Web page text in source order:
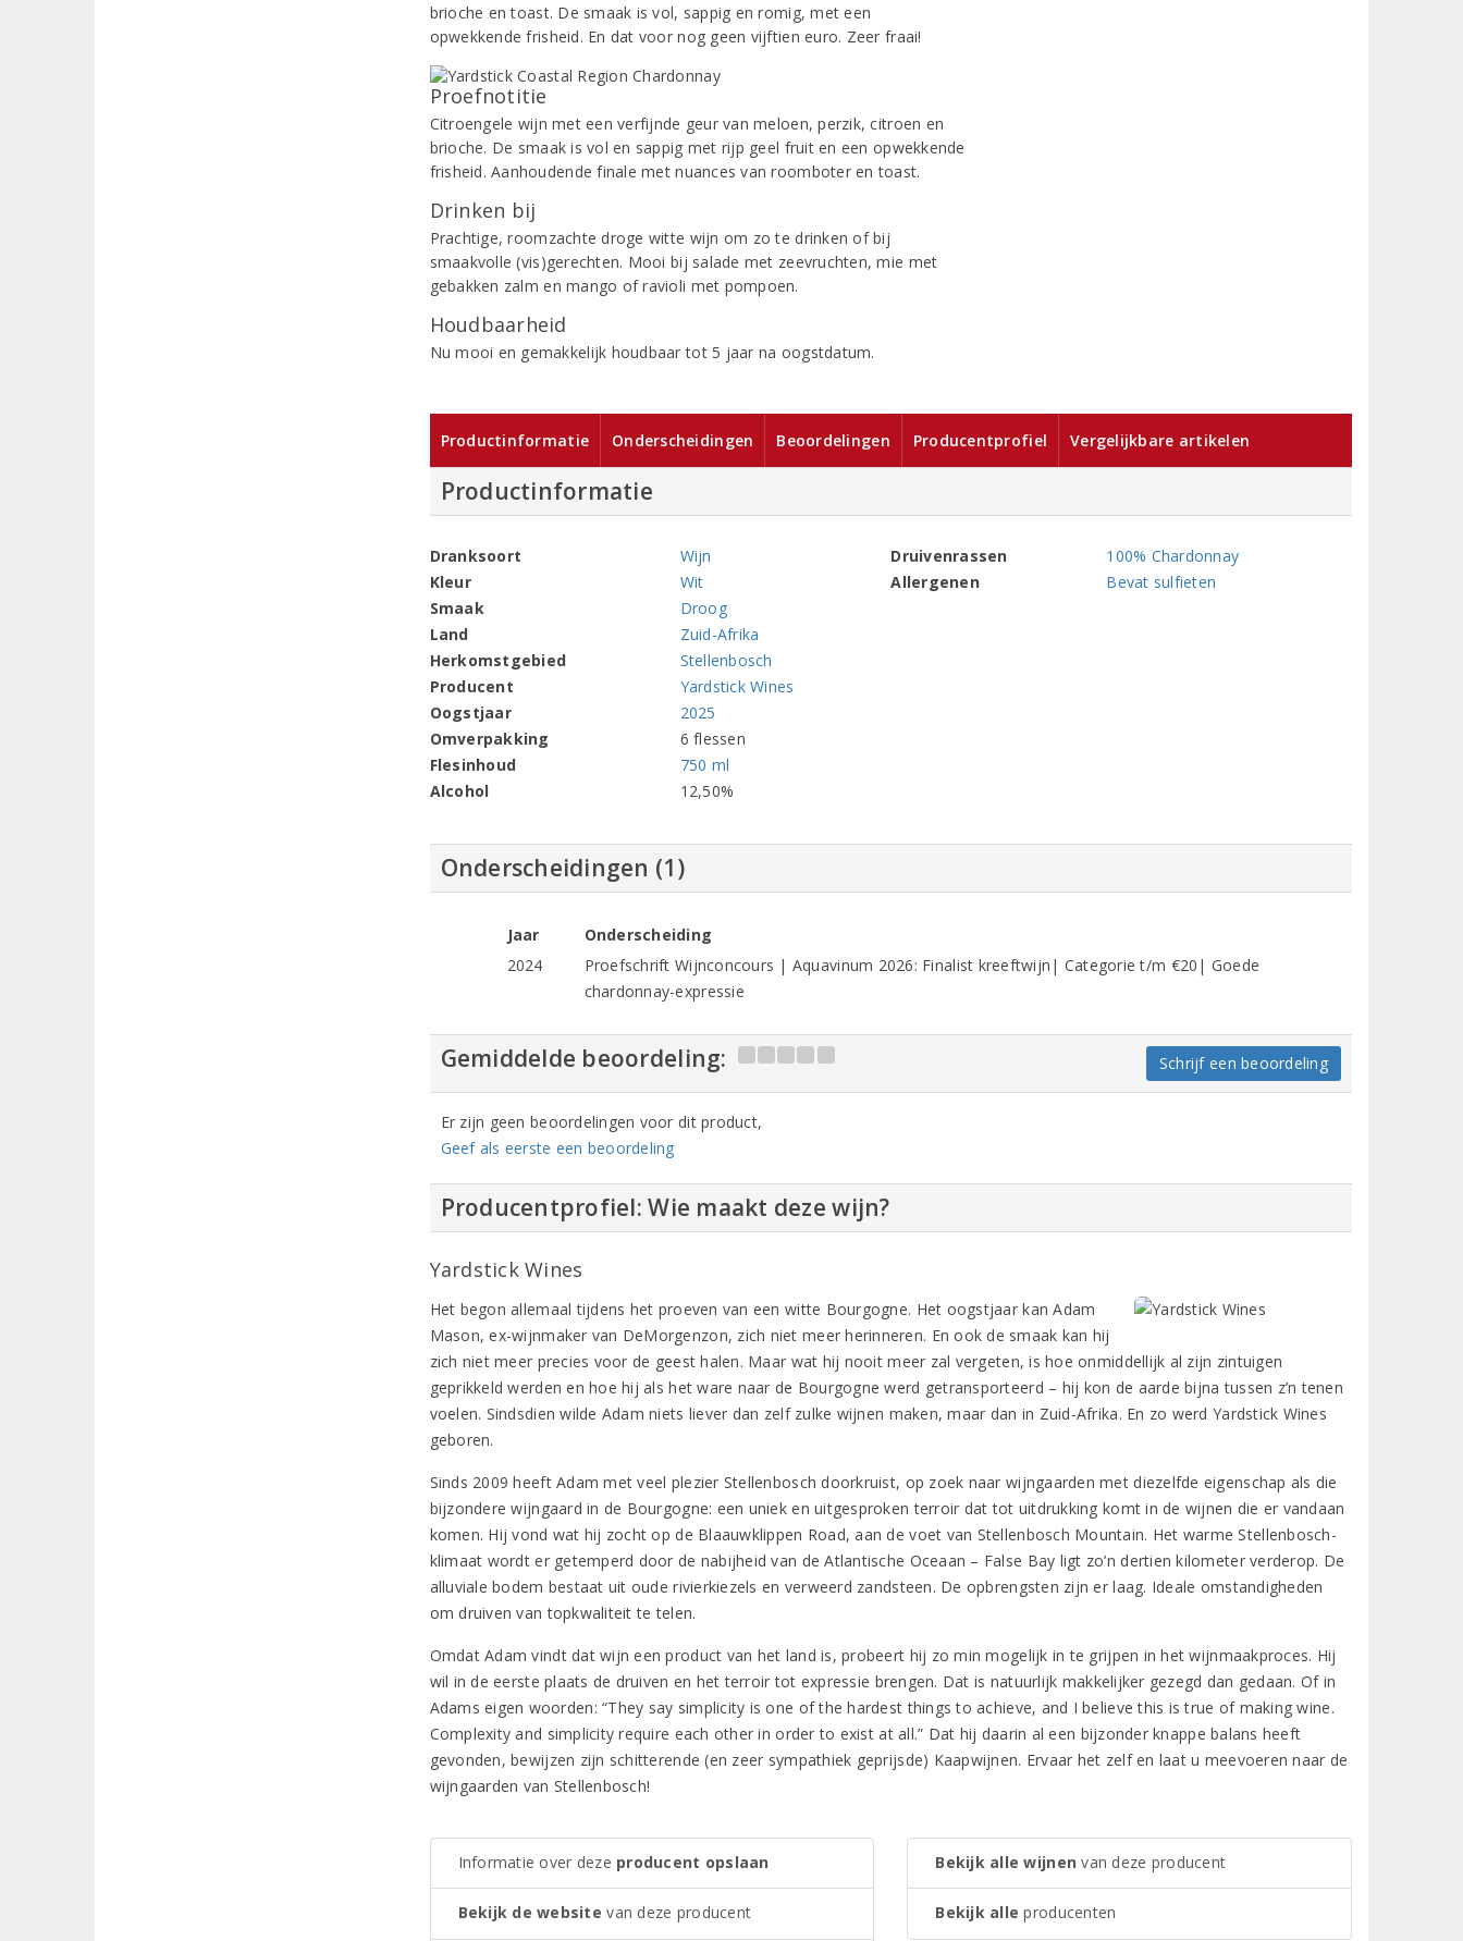
brioche en toast. De smaak is vol, sappig en romig, met een
opwekkende frisheid. En dat voor nog geen vijftien euro. Zeer fraai!
Proefnotitie
Citroengele wijn met een verfijnde geur van meloen, perzik, citroen en
brioche. De smaak is vol en sappig met rijp geel fruit en een opwekkende
frisheid. Aanhoudende finale met nuances van roomboter en toast.
Drinken bij
Prachtige, roomzachte droge witte wijn om zo te drinken of bij
smaakvolle (vis)gerechten. Mooi bij salade met zeevruchten, mie met
gebakken zalm en mango of ravioli met pompoen.
Houdbaarheid
Nu mooi en gemakkelijk houdbaar tot 5 jaar na oogstdatum.
Productinformatie Onderscheidingen Beoordelingen Producentprofiel Vergelijkbare artikelen
Productinformatie
Dranksoort
Wijn
Kleur
Wit
Smaak
Droog
Land
Zuid-Afrika
Herkomstgebied
Stellenbosch
Producent
Yardstick Wines
Oogstjaar
2025
Omverpakking
6 flessen
Flesinhoud
750 ml
Alcohol
12,50%
Druivenrassen
100% Chardonnay
Allergenen
Bevat sulfieten
Onderscheidingen (1)
Jaar
Onderscheiding
2024
Proefschrift Wijnconcours | Aquavinum 2026: Finalist kreeftwijn| Categorie t/m €20| Goede
chardonnay-expressie
Gemiddelde beoordeling: Schrijf een beoordeling
Er zijn geen beoordelingen voor dit product,
Geef als eerste een beoordeling
Producentprofiel: Wie maakt deze wijn?
Yardstick Wines
Het begon allemaal tijdens het proeven van een witte Bourgogne. Het oogstjaar kan Adam
Mason, ex-wijnmaker van DeMorgenzon, zich niet meer herinneren. En ook de smaak kan hij
zich niet meer precies voor de geest halen. Maar wat hij nooit meer zal vergeten, is hoe onmiddellijk al zijn zintuigen
geprikkeld werden en hoe hij als het ware naar de Bourgogne werd getransporteerd – hij kon de aarde bijna tussen z’n tenen
voelen. Sindsdien wilde Adam niets liever dan zelf zulke wijnen maken, maar dan in Zuid-Afrika. En zo werd Yardstick Wines
geboren.
Sinds 2009 heeft Adam met veel plezier Stellenbosch doorkruist, op zoek naar wijngaarden met diezelfde eigenschap als die
bijzondere wijngaard in de Bourgogne: een uniek en uitgesproken terroir dat tot uitdrukking komt in de wijnen die er vandaan
komen. Hij vond wat hij zocht op de Blaauwklippen Road, aan de voet van Stellenbosch Mountain. Het warme Stellenbosch-
klimaat wordt er getemperd door de nabijheid van de Atlantische Oceaan – False Bay ligt zo’n dertien kilometer verderop. De
alluviale bodem bestaat uit oude rivierkiezels en verweerd zandsteen. De opbrengsten zijn er laag. Ideale omstandigheden
om druiven van topkwaliteit te telen.
Omdat Adam vindt dat wijn een product van het land is, probeert hij zo min mogelijk in te grijpen in het wijnmaakproces. Hij
wil in de eerste plaats de druiven en het terroir tot expressie brengen. Dat is natuurlijk makkelijker gezegd dan gedaan. Of in
Adams eigen woorden: “They say simplicity is one of the hardest things to achieve, and I believe this is true of making wine.
Complexity and simplicity require each other in order to exist at all.” Dat hij daarin al een bijzonder knappe balans heeft
gevonden, bewijzen zijn schitterende (en zeer sympathiek geprijsde) Kaapwijnen. Ervaar het zelf en laat u meevoeren naar de
wijngaarden van Stellenbosch!
Informatie over deze producent opslaan
Bekijk de website van deze producent
Bekijk alle wijnen van deze producent
Bekijk alle producenten